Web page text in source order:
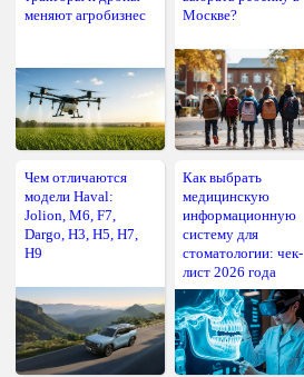
меняют агробизнес
Москве?
Чем отличаются
модели Haval:
Jolion, M6, F7,
Dargo, H3, H5, H7,
H9
Как выбрать
медицинскую
информационную
систему для
стоматологии: чек-
лист 2026 года